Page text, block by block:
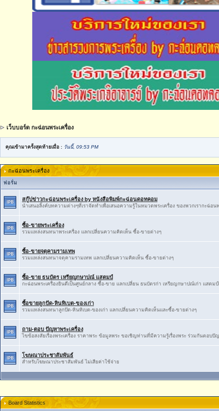
เว็บบอร์ด กะฉ่อนพระเครื่อง
คุณเข้ามาครั้งสุดท้ายเมื่อ : วันนี้, 09:53 PM
กะฉ่อนพระเครื่อง
ฟอรั่ม
สกู๊ปข่าวกะฉ่อนพระเครื่อง by หนังสือพิมพ์กะฉ่อนดอทคอม
นำเสนอลิ้งค์บทความต่างๆที่เราจัดทำเพื่อเสนอความรู้ในหมวดพระเครื่อง ของพวกเรากะฉ่อ
ซื้อ-ขายพระเครื่อง
รวมแหล่งสนทนาพระเครื่อง แลกเปลี่ยนความคิดเห็น ซื้อ-ขายต่างๆ
ซื้อ-ขายจตุคามรามเทพ
รวมแหล่งสนทนาจตุคามรามเทพ แลกเปลี่ยนความคิดเห็น ซื้อ-ขายต่างๆ
ซื้อ-ขาย ธนบัตร เหรียญกษาปณ์ แสตมป์
กะฉ่อนพระเครื่องยินดีเป็นศูนย์กลาง ซื้อ-ขาย แลกเปลี่ยน ธนบัตรก่า เหรียญกษาปณ์เก่า แสตมป์
ซื้อขายลูกปัด-หินทิเบต-ของเก่า
รวมแหล่งสนทนาลูกปัด-หินทิเบต-ของเก่า ​แลกเปลี่ยน​ความ​คิดเห็น​และ​ซื้อ​-​ขายต่างๆ
ถาม-ตอบ ปัญหาพระเครื่อง
ไขข้อสงสัยเรื่องพระเครื่อง ราคาพระ ข้อมูลพระ ขอเชิญท่านที่มีความรู้เรื่องพระ ร่วมกันตอบปั
โฆษณาประชาสัมพันธ์
สำหรับโฆษณาประชาสัมพันธ์ ไม่เสียค่าใช้จ่าย
Board Statistics